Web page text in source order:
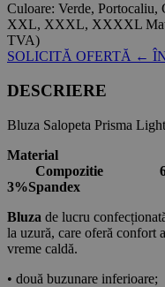
Culoare: Verde, Portocaliu,
XXL, XXXL, XXXXL
TVA)
SOLICITĂ OFERTĂ ←
DESCRIERE
Bluza Salopeta Prisma Light
Material
Compozitie
3%Spandex
Bluza de lucru
la uzură, care oferă confort
vreme caldă.
• două buzunare inferioare;